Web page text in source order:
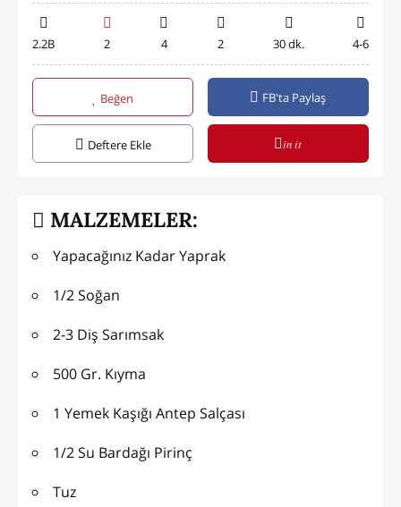
2.2B 2 4 2 30 dk. 4-6
Beğen FB'ta Paylaş
Deftere Ekle in it
MALZEMELER:
Yapacağınız Kadar Yaprak
1/2 Soğan
2-3 Diş Sarımsak
500 Gr. Kıyma
1 Yemek Kaşığı Antep Salçası
1/2 Su Bardağı Pirinç
Tuz